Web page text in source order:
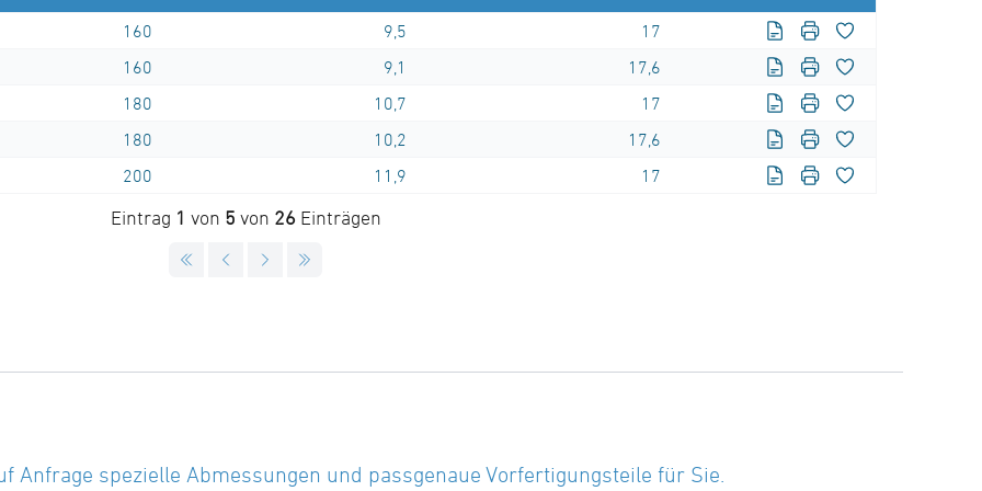
160 9,5
17
160 9,1
17,6
180 10,7
17
180 10,2
17,6
200 11,9 17
Eintrag 1 von 5 von 26 Einträgen
Anfrage spezielle Abmessungen und passgenaue Vorfertigungsteile für Sie.